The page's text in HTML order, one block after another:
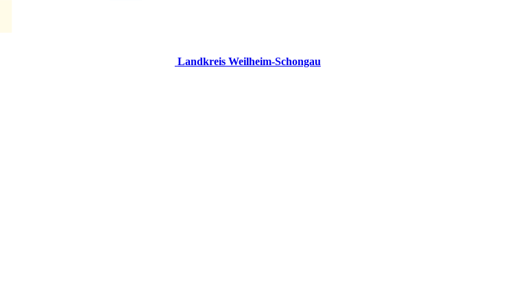
Landkreis Weilheim-Schongau